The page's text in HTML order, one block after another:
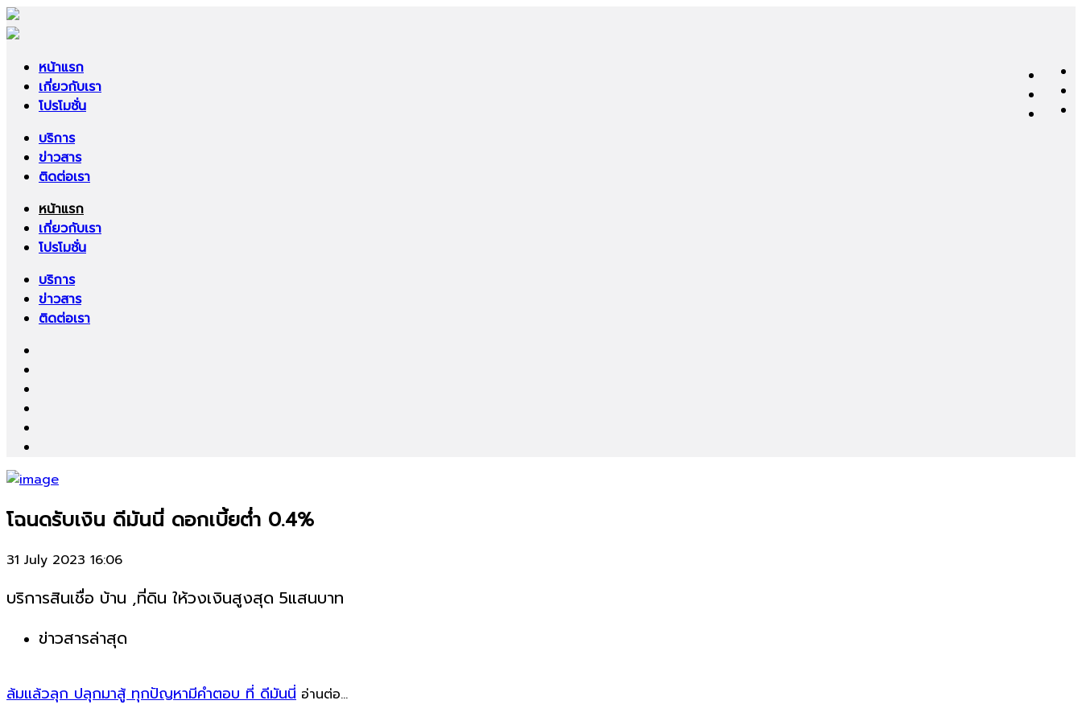
หน้าแรก
เกี่ยวกับเรา
โปรโมชั่น
บริการ
ข่าวสาร
ติดต่อเรา
หน้าแรก
เกี่ยวกับเรา
โปรโมชั่น
บริการ
ข่าวสาร
ติดต่อเรา
โฉนดรับเงิน ดีมันนี่ ดอกเบี้ยต่ำ 0.4%
31 July 2023 16:06
บริการสินเชื่อ บ้าน ,ที่ดิน ให้วงเงินสูงสุด 5แสนบาท
ข่าวสารล่าสุด
ล้มแล้วลุก ปลุกมาสู้ ทุกปัญหามีคำตอบ ที่ ดีมันนี่ อ่านต่อ...